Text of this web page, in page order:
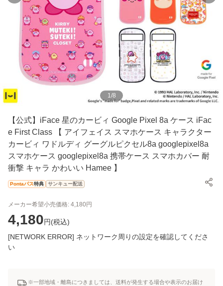
1/8
【公式】iFace 星のカービィ Google Pixel 8a ケース iFac
e First Class 【 アイフェイス スマホケース キャラクター
カービィ ワドルディ グーグルピクセル8a googlepixel8a
スマホケース googlepixel8a 携帯ケース スマホカバー 耐
衝撃 キャラ かわいい Hamee 】
Pontaパス特典 サンキュー配送
メーカー希望小売価格: 4,180円
4,180円(税込)
[NETWORK ERROR] ネットワーク周りの設定を確認してくださ
い
※一部地域・離島につきましては、送料が発生する場合や表示のお届け